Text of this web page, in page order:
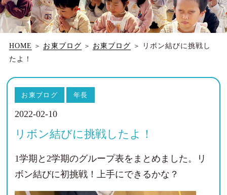
HOME ＞ お東ブログ ＞ お東ブログ ＞
リボン結びに挑戦し
たよ！
お東ブログ 年長
2022-02-10
リボン結びに挑戦したよ！
1学期と2学期のグループ表をまとめました。リ
ボン結びに初挑戦！上手にできるかな？